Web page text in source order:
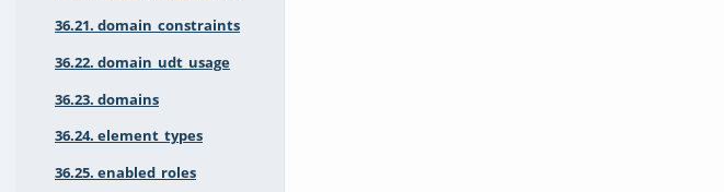
36.21. domain_constraints
36.22. domain_udt_usage
36.23. domains
36.24. element_types
36.25. enabled_roles